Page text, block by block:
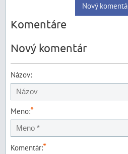
Nový
Komentáre
Nový komentár
Názov:
Meno:*
Komentár:*